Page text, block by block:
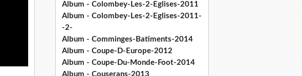
Album - Colombey-Les-2-Eglises-2011
Album - Colombey-Les-2-Eglises-2011-
-2-
Album - Comminges-Batiments-2014
Album - Coupe-D-Europe-2012
Album - Coupe-Du-Monde-Foot-2014
Album - Couserans-2013